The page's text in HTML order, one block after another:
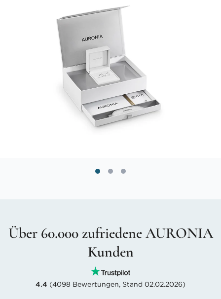
Über 60.000 zufriedene AURONIA
Kunden
4.4 (4098 Bewertungen, Stand 02.02.2026)